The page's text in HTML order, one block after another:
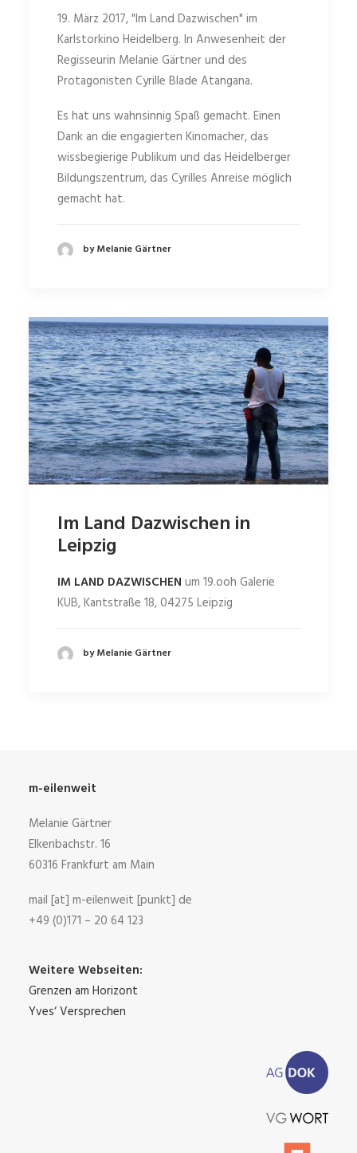
19. März 2017, "Im Land Dazwischen" im
Karlstorkino Heidelberg. In Anwesenheit der
Regisseurin Melanie Gärtner und des
Protagonisten Cyrille Blade Atangana.
Es hat uns wahnsinnig Spaß gemacht. Einen
Dank an die engagierten Kinomacher, das
wissbegierige Publikum und das Heidelberger
Bildungszentrum, das Cyrilles Anreise möglich
gemacht hat.
by Melanie Gärtner
Im Land Dazwischen in
Leipzig
IM LAND DAZWISCHEN um 19.ooh Galerie
KUB, Kantstraße 18, 04275 Leipzig
by Melanie Gärtner
m-eilenweit
Melanie Gärtner
Elkenbachstr. 16
60316 Frankfurt am Main
mail [at] m-eilenweit [punkt] de
+49 (0)171 – 20 64 123
Weitere Webseiten:
Grenzen am Horizont
Yves‘ Versprechen